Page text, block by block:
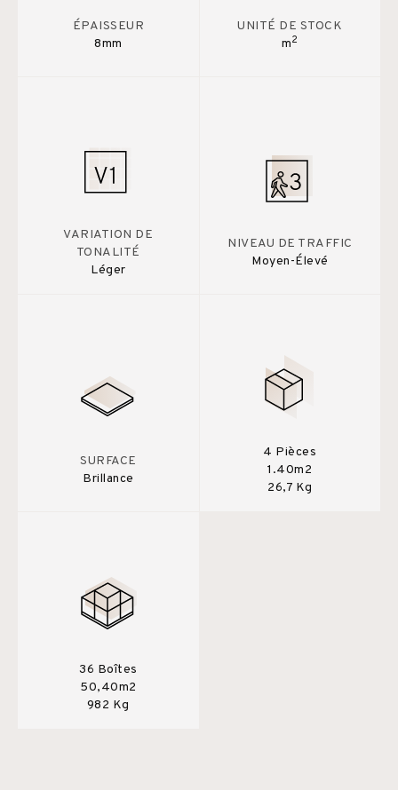
ÉPAISSEUR
8mm
UNITÉ DE STOCK
m2
VARIATION DE
TONALITÉ
Léger
NIVEAU DE TRAFFIC
Moyen-Élevé
SURFACE
Brillance
4 Pièces
1.40m2
26,7 Kg
36 Boîtes
50,40m2
982 Kg